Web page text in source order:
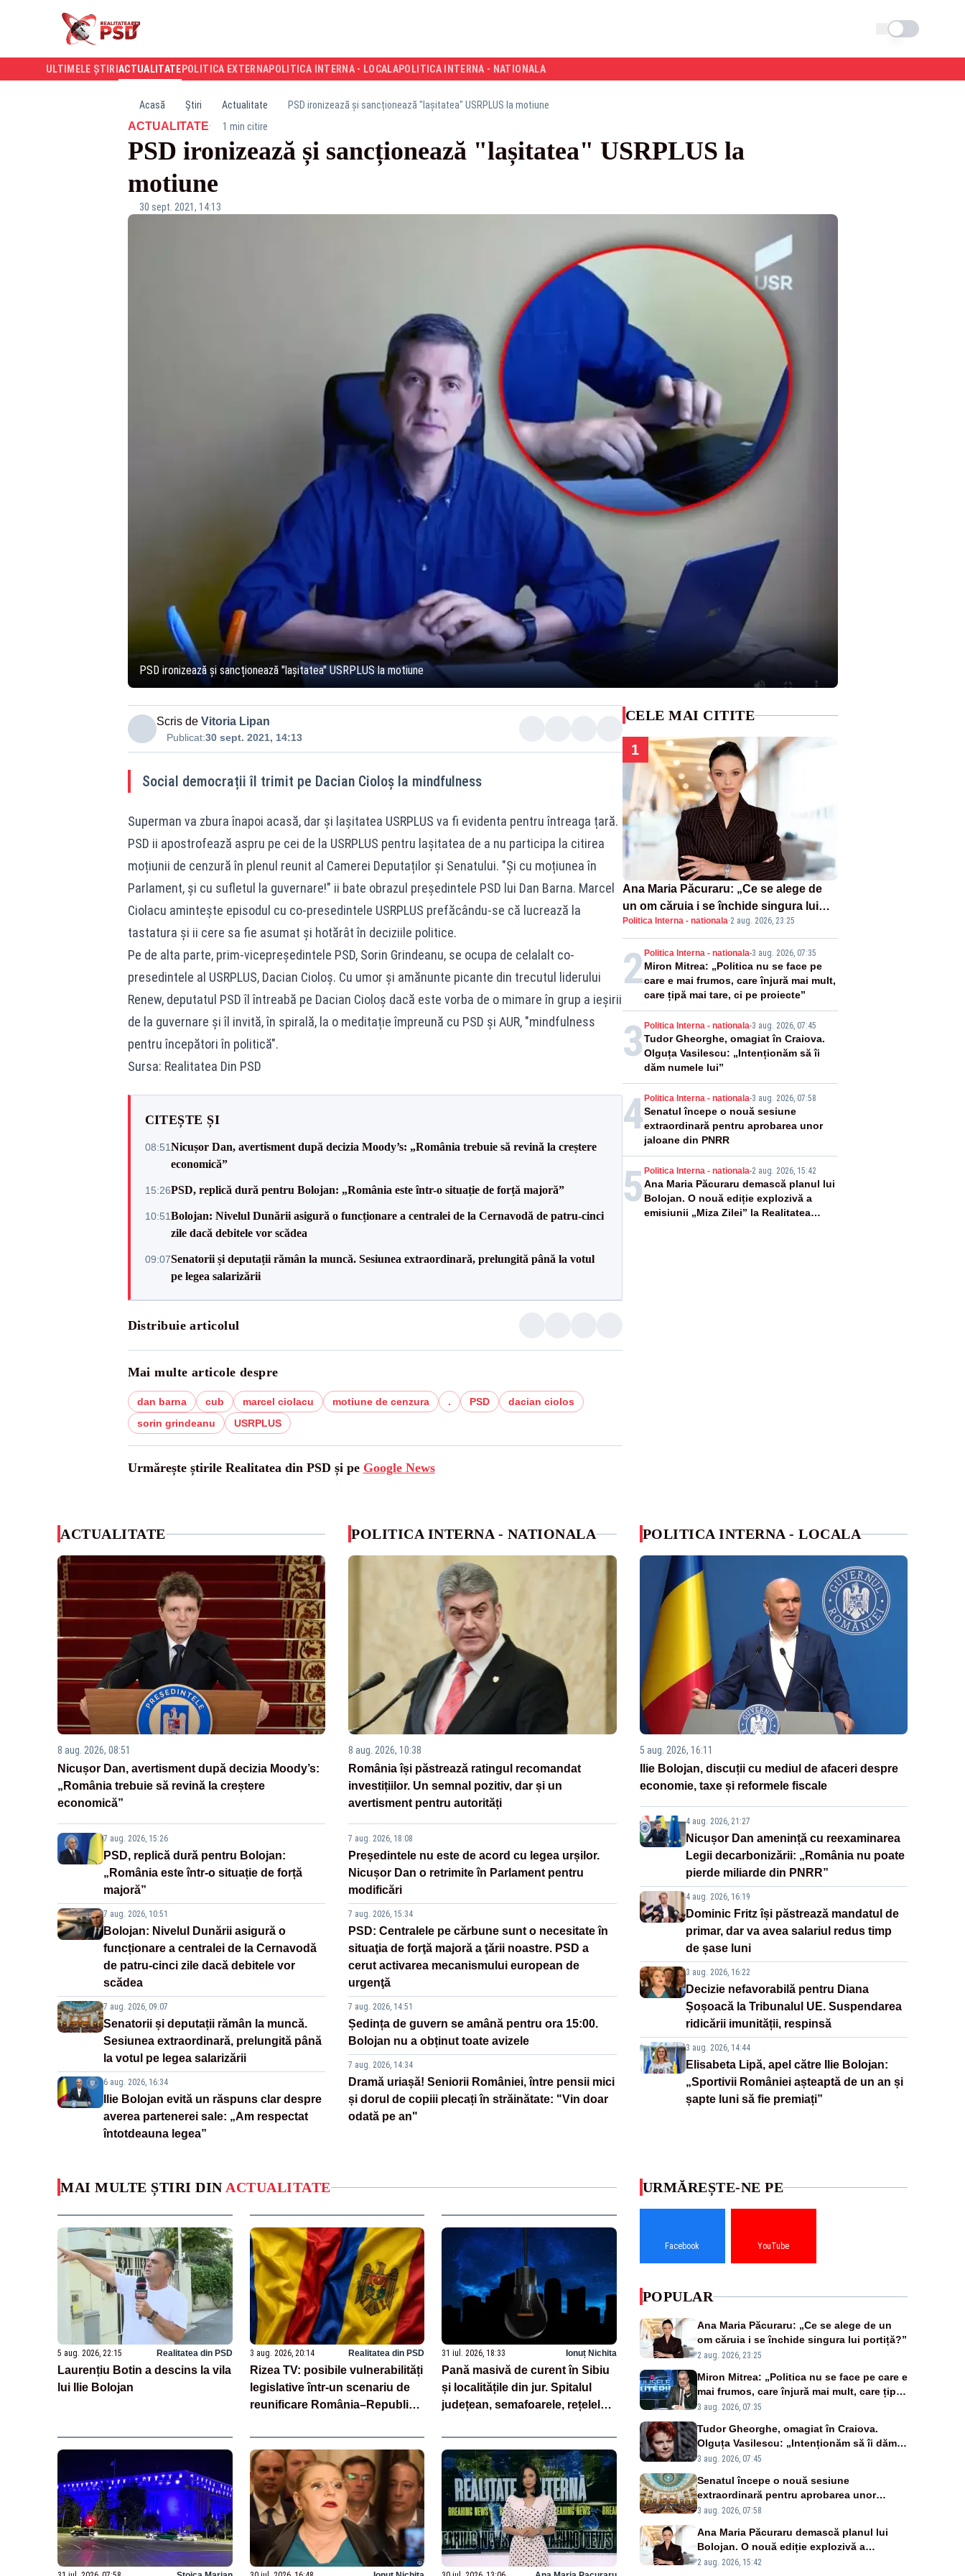
Schimba tema
ULTIMELE ȘTIRI ACTUALITATE POLITICA EXTERNAPOLITICA INTERNA - LOCALAPOLITICA INTERNA - NATIONALA
Acasă Știri Actualitate PSD ironizează și sancționează "lașitatea" USRPLUS la motiune
ACTUALITATE· 1 min citire
PSD ironizează și sancționează "lașitatea" USRPLUS la
motiune
30 sept. 2021, 14:13
PSD ironizează și sancționează "lașitatea" USRPLUS la motiune
Scris de Vitoria Lipan
Publicat:30 sept. 2021, 14:13
Social democrații îl trimit pe Dacian Cioloș la mindfulness
Superman va zbura înapoi acasă, dar și lașitatea USRPLUS va fi evidenta pentru întreaga țară.
PSD ii apostrofează aspru pe cei de la USRPLUS pentru lașitatea de a nu participa la citirea
moțiunii de cenzură în plenul reunit al Camerei Deputaților și Senatului. "Și cu moțiunea în
Parlament, și cu sufletul la guvernare!" ii bate obrazul președintele PSD lui Dan Barna. Marcel
Ciolacu amintește episodul cu co-presedintele USRPLUS prefăcându-se că lucrează la
tastatura și ii cere sa fie asumat și hotărât în deciziile politice.
Pe de alta parte, prim-vicepreședintele PSD, Sorin Grindeanu, se ocupa de celalalt co-
presedintele al USRPLUS, Dacian Cioloș. Cu umor și amănunte picante din trecutul liderului
Renew, deputatul PSD îl întreabă pe Dacian Cioloș dacă este vorba de o mimare în grup a ieșirii
de la guvernare și îl invită, în spirală, la o meditație împreună cu PSD și AUR, "mindfulness
pentru începători în politică".
Sursa: Realitatea Din PSD
CITEȘTE ȘI
08:51Nicușor Dan, avertisment după decizia Moody’s: „România trebuie să revină la creștere
economică”
15:26PSD, replică dură pentru Bolojan: „România este într-o situație de forță majoră”
10:51Bolojan: Nivelul Dunării asigură o funcționare a centralei de la Cernavodă de patru-cinci
zile dacă debitele vor scădea
09:07Senatorii și deputații rămân la muncă. Sesiunea extraordinară, prelungită până la votul
pe legea salarizării
Distribuie articolul
Mai multe articole despre
dan barna cub marcel ciolacu motiune de cenzura . PSD
dacian ciolos
sorin grindeanu
USRPLUS
Urmărește știrile Realitatea din PSD și pe Google News
CELE MAI CITITE
1
Ana Maria Păcuraru: „Ce se alege de
un om căruia i se închide singura lui
portiță?”
Politica Interna - nationala·2 aug. 2026, 23:25
2 Politica Interna - nationala-3 aug. 2026, 07:35
Miron Mitrea: „Politica nu se face pe
care e mai frumos, care înjură mai mult,
care țipă mai tare, ci pe proiecte”
3 Politica Interna - nationala-3 aug. 2026, 07:45
Tudor Gheorghe, omagiat în Craiova.
Olguța Vasilescu: „Intenționăm să îi
dăm numele lui”
4 Politica Interna - nationala-3 aug. 2026, 07:58
Senatul începe o nouă sesiune
extraordinară pentru aprobarea unor
jaloane din PNRR
5 Politica Interna - nationala-2 aug. 2026, 15:42
Ana Maria Păcuraru demască planul lui
Bolojan. O nouă ediție explozivă a
emisiunii „Miza Zilei” la Realitatea
ACTUALITATE
8 aug. 2026, 08:51
Nicușor Dan, avertisment după decizia Moody’s:
„România trebuie să revină la creștere
economică”
7 aug. 2026, 15:26
PSD, replică dură pentru Bolojan:
„România este într-o situație de forță
majoră”
7 aug. 2026, 10:51
Bolojan: Nivelul Dunării asigură o
funcționare a centralei de la Cernavodă
de patru-cinci zile dacă debitele vor
scădea
7 aug. 2026, 09:07
Senatorii și deputații rămân la muncă.
Sesiunea extraordinară, prelungită până
la votul pe legea salarizării
6 aug. 2026, 16:34
Ilie Bolojan evită un răspuns clar despre
averea partenerei sale: „Am respectat
întotdeauna legea”
POLITICA INTERNA - NATIONALA
8 aug. 2026, 10:38
România își păstrează ratingul recomandat
investițiilor. Un semnal pozitiv, dar și un
avertisment pentru autorități
7 aug. 2026, 18:08
Președintele nu este de acord cu legea urșilor.
Nicușor Dan o retrimite în Parlament pentru
modificări
7 aug. 2026, 15:34
PSD: Centralele pe cărbune sunt o necesitate în
situaţia de forţă majoră a ţării noastre. PSD a
cerut activarea mecanismului european de
urgenţă
7 aug. 2026, 14:51
Ședința de guvern se amână pentru ora 15:00.
Bolojan nu a obținut toate avizele
7 aug. 2026, 14:34
Dramă uriașă! Seniorii României, între pensii mici
și dorul de copiii plecați în străinătate: "Vin doar
odată pe an"
POLITICA INTERNA - LOCALA
5 aug. 2026, 16:11
Ilie Bolojan, discuții cu mediul de afaceri despre
economie, taxe și reformele fiscale
4 aug. 2026, 21:27
Nicușor Dan amenință cu reexaminarea
Legii decarbonizării: „România nu poate
pierde miliarde din PNRR”
4 aug. 2026, 16:19
Dominic Fritz își păstrează mandatul de
primar, dar va avea salariul redus timp
de șase luni
3 aug. 2026, 16:22
Decizie nefavorabilă pentru Diana
Șoșoacă la Tribunalul UE. Suspendarea
ridicării imunității, respinsă
3 aug. 2026, 14:44
Elisabeta Lipă, apel către Ilie Bolojan:
„Sportivii României așteaptă de un an și
șapte luni să fie premiați”
MAI MULTE ȘTIRI DIN ACTUALITATE
5 aug. 2026, 22:15 Realitatea din PSD
Laurențiu Botin a descins la vila
lui Ilie Bolojan
3 aug. 2026, 20:14 Realitatea din PSD
Rizea TV: posibile vulnerabilități
legislative într-un scenariu de
reunificare România–Republica
31 iul. 2026, 18:33 Ionuț Nichita
Pană masivă de curent în Sibiu
și localitățile din jur. Spitalul
județean, semafoarele, rețelele
URMĂREȘTE-NE PE
Facebook YouTube
POPULAR
Ana Maria Păcuraru: „Ce se alege de un
om căruia i se închide singura lui portiță?”
2 aug. 2026, 23:25
Miron Mitrea: „Politica nu se face pe care e
mai frumos, care înjură mai mult, care țipă
mai tare, ci pe proiecte”
3 aug. 2026, 07:35
Tudor Gheorghe, omagiat în Craiova.
Olguța Vasilescu: „Intenționăm să îi dăm
numele lui”
3 aug. 2026, 07:45
Senatul începe o nouă sesiune
extraordinară pentru aprobarea unor
jaloane din PNRR
3 aug. 2026, 07:58
Ana Maria Păcuraru demască planul lui
Bolojan. O nouă ediție explozivă a
emisiunii „Miza Zilei” la Realitatea PLUS
2 aug. 2026, 15:42